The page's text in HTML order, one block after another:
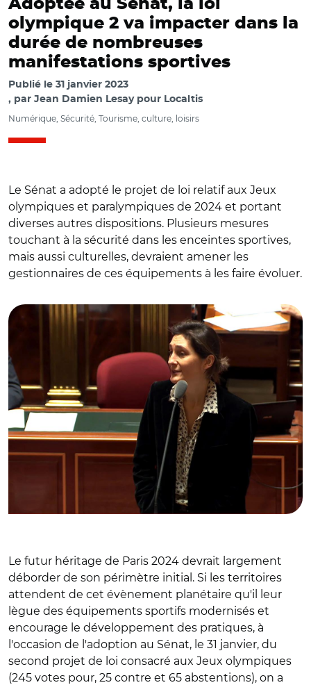
Adoptée au Sénat, la loi
olympique 2 va impacter dans la
durée de nombreuses
manifestations sportives
Publié le 31 janvier 2023
par Jean Damien Lesay pour Localtis
Numérique, Sécurité, Tourisme, culture, loisirs
Le Sénat a adopté le projet de loi relatif aux Jeux
olympiques et paralympiques de 2024 et portant
diverses autres dispositions. Plusieurs mesures
touchant à la sécurité dans les enceintes sportives,
mais aussi culturelles, devraient amener les
gestionnaires de ces équipements à les faire évoluer.
Le futur héritage de Paris 2024 devrait largement
déborder de son périmètre initial. Si les territoires
attendent de cet évènement planétaire qu'il leur
lègue des équipements sportifs modernisés et
encourage le développement des pratiques, à
l'occasion de l'adoption au Sénat, le 31 janvier, du
second projet de loi consacré aux Jeux olympiques
(245 votes pour, 25 contre et 65 abstentions), on a